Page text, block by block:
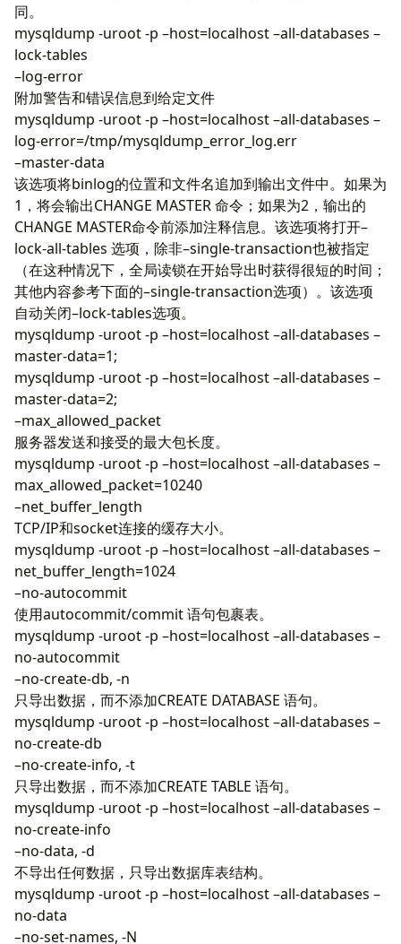
同。
mysqldump -uroot -p –host=localhost –all-databases –
lock-tables
–log-error
附加警告和错误信息到给定文件
mysqldump -uroot -p –host=localhost –all-databases –
log-error=/tmp/mysqldump_error_log.err
–master-data
该选项将binlog的位置和文件名追加到输出文件中。如果为
1，将会输出CHANGE MASTER 命令；如果为2，输出的
CHANGE MASTER命令前添加注释信息。该选项将打开–
lock-all-tables 选项，除非–single-transaction也被指定
（在这种情况下，全局读锁在开始导出时获得很短的时间；
其他内容参考下面的–single-transaction选项）。该选项
自动关闭–lock-tables选项。
mysqldump -uroot -p –host=localhost –all-databases –
master-data=1;
mysqldump -uroot -p –host=localhost –all-databases –
master-data=2;
–max_allowed_packet
服务器发送和接受的最大包长度。
mysqldump -uroot -p –host=localhost –all-databases –
max_allowed_packet=10240
–net_buffer_length
TCP/IP和socket连接的缓存大小。
mysqldump -uroot -p –host=localhost –all-databases –
net_buffer_length=1024
–no-autocommit
使用autocommit/commit 语句包裹表。
mysqldump -uroot -p –host=localhost –all-databases –
no-autocommit
–no-create-db, -n
只导出数据，而不添加CREATE DATABASE 语句。
mysqldump -uroot -p –host=localhost –all-databases –
no-create-db
–no-create-info, -t
只导出数据，而不添加CREATE TABLE 语句。
mysqldump -uroot -p –host=localhost –all-databases –
no-create-info
–no-data, -d
不导出任何数据，只导出数据库表结构。
mysqldump -uroot -p –host=localhost –all-databases –
no-data
–no-set-names, -N